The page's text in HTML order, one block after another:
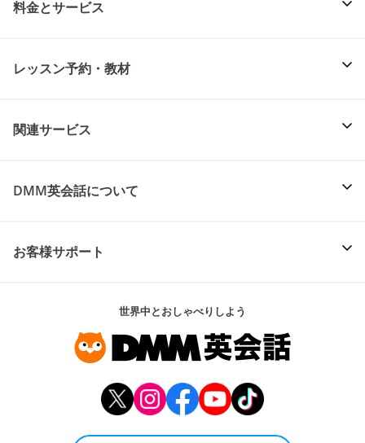
料金とサービス
レッスン予約・教材
関連サービス
DMM英会話について
お客様サポート
世界中とおしゃべりしよう